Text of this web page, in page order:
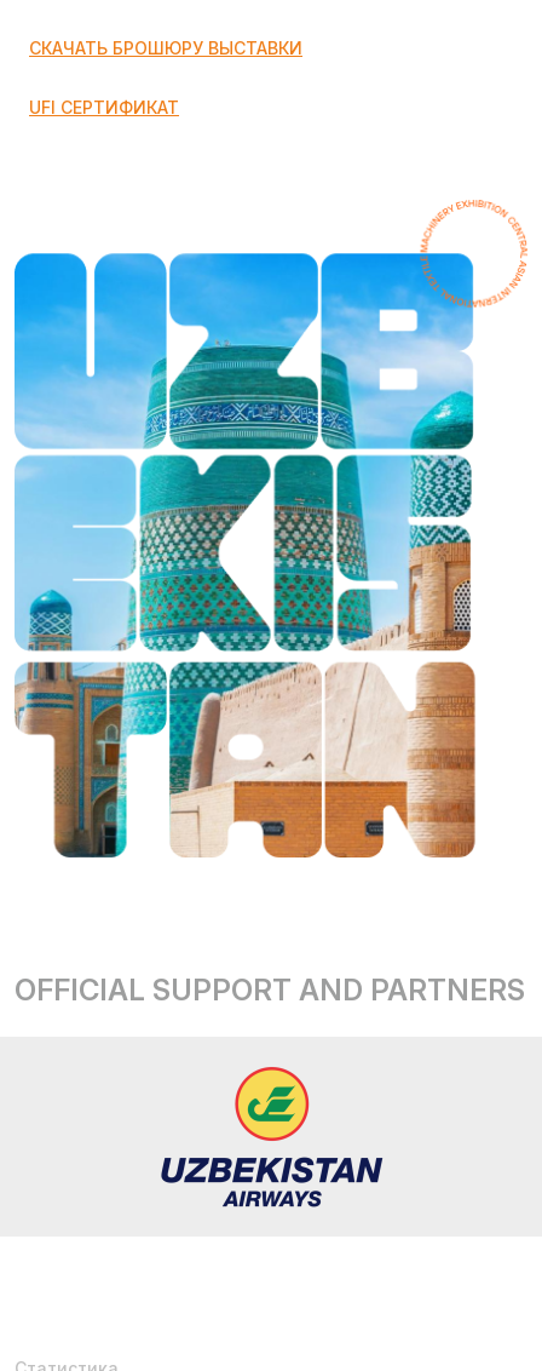
СКАЧАТЬ БРОШЮРУ ВЫСТАВКИ
UFI СЕРТИФИКАТ
OFFICIAL SUPPORT AND PARTNERS